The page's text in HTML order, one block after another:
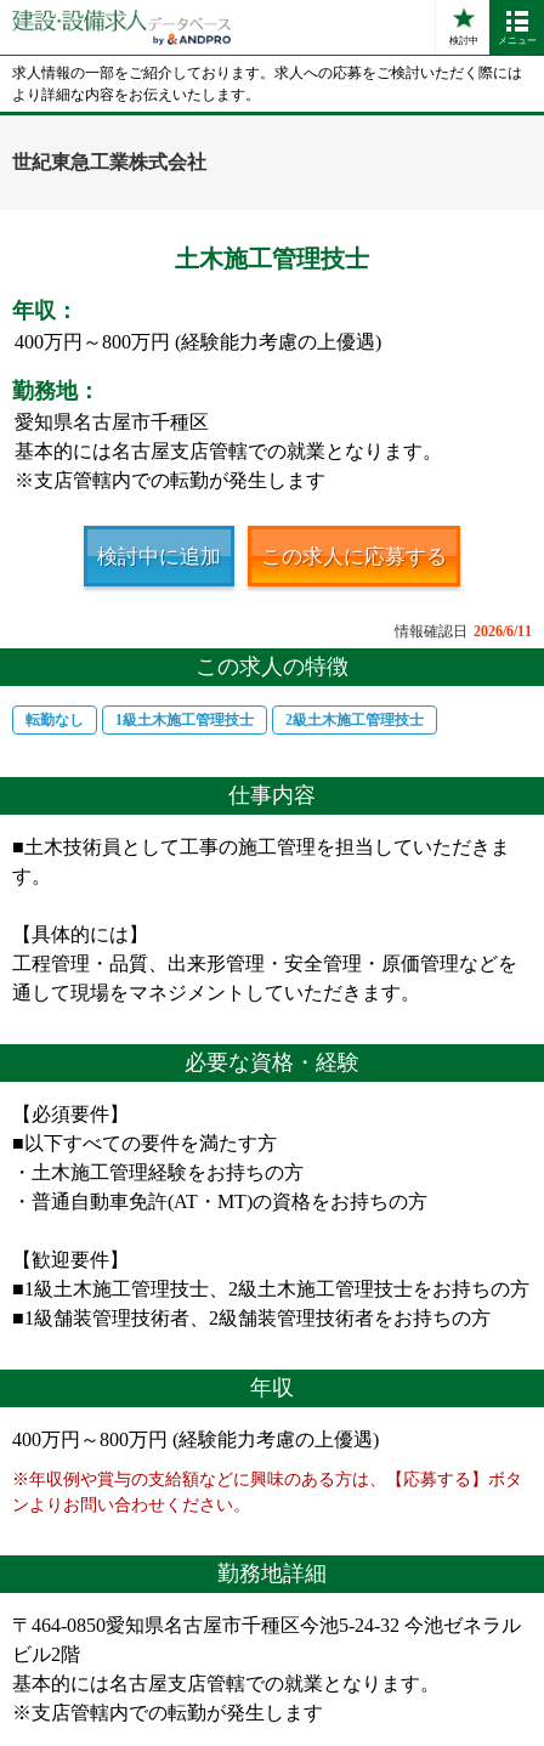
検討中 メニュー
求人情報の一部をご紹介しております。求人への応募をご検討いただく際には
より詳細な内容をお伝えいたします。
世紀東急工業株式会社
土木施工管理技士
年収：
400万円～800万円 (経験能力考慮の上優遇)
勤務地：
愛知県名古屋市千種区
基本的には名古屋支店管轄での就業となります。
※支店管轄内での転勤が発生します
検討中に追加 この求人に応募する
情報確認日 2026/6/11
この求人の特徴
転勤なし 1級土木施工管理技士 2級土木施工管理技士
仕事内容
■土木技術員として工事の施工管理を担当していただきま
す。
【具体的には】
工程管理・品質、出来形管理・安全管理・原価管理などを
通して現場をマネジメントしていただきます。
必要な資格・経験
【必須要件】
■以下すべての要件を満たす方
・土木施工管理経験をお持ちの方
・普通自動車免許(AT・MT)の資格をお持ちの方
【歓迎要件】
■1級土木施工管理技士、2級土木施工管理技士をお持ちの方
■1級舗装管理技術者、2級舗装管理技術者をお持ちの方
年収
400万円～800万円 (経験能力考慮の上優遇)
※年収例や賞与の支給額などに興味のある方は、【応募する】ボタ
ンよりお問い合わせください。
勤務地詳細
〒464-0850愛知県名古屋市千種区今池5-24-32 今池ゼネラル
ビル2階
基本的には名古屋支店管轄での就業となります。
※支店管轄内での転勤が発生します